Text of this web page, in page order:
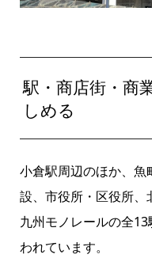
駅・商店街・商
しめる
小倉駅周辺のほか、
設、市役所・区役所
九州モノレールの全
われています。